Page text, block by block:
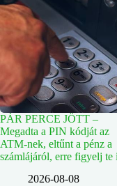
PÁR PERCE JÖTT –
Megadta a PIN kódját az
ATM-nek, eltűnt a pénz a
számlájáról, erre figyelj te
2026-08-08